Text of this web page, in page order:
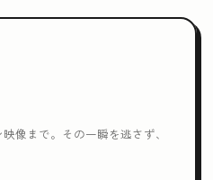
像まで。その一瞬を逃さず、